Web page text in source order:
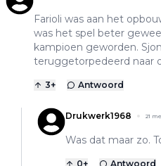
Farioli was aan het
was het spel beter
kampioen geworden.
teruggetorpedeerd naar
3+ Antwoord
Drukwerk1968 21
Was dat maar zo.
0+ Antwoord